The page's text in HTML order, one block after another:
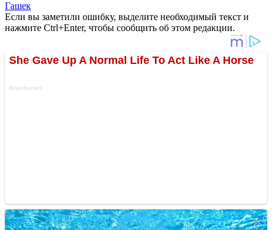
Гашек
Если вы заметили ошибку, выделите необходимый текст и
нажмите Ctrl+Enter, чтобы сообщить об этом редакции.